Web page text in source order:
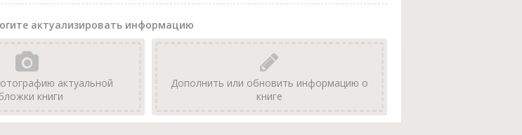
актуализировать информацию
актуальной
книги
Дополнить или обновить информацию о
книге